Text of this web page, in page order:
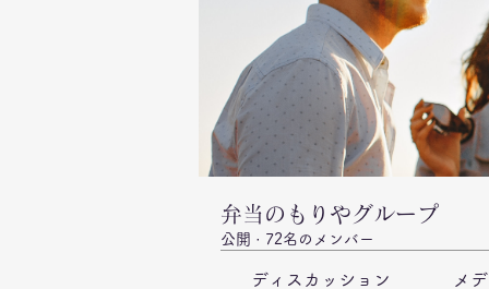
弁当のもりやグループ
公開 · 72名のメンバー
ディスカッション メ